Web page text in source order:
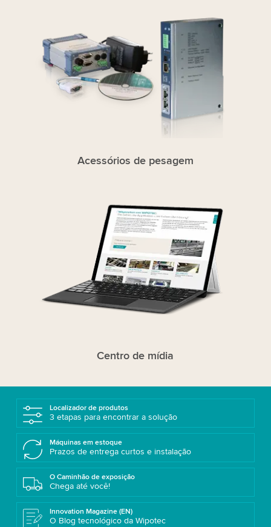
Acessórios de pesagem
Centro de mídia
Localizador de produtos
3 etapas para encontrar a solução
Máquinas em estoque
Prazos de entrega curtos e instalação
O Caminhão de exposição
Chega até você!
Innovation Magazine (EN)
O Blog tecnológico da Wipotec